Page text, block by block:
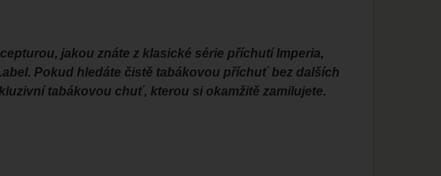
jakou znáte z klasické série příchutí Imperia,
Pokud hledáte čistě tabákovou příchuť bez dalších
tabákovou chuť, kterou si okamžitě zamilujete.